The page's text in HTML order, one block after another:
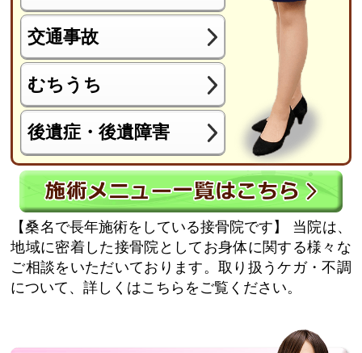
交通事故
むちうち
後遺症・後遺障害
【桑名で長年施術をしている接骨院です】
当院は、
地域に密着した接骨院としてお身体に関する様々な
ご相談をいただいております。取り扱うケガ・不調
について、詳しくはこちらをご覧ください。